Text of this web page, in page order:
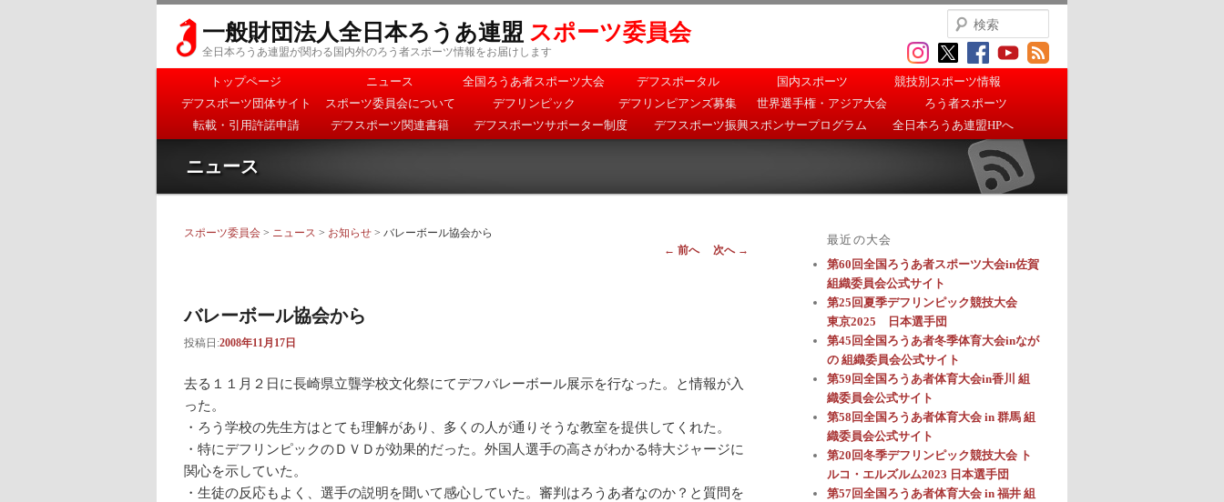
一般財団法人全日本ろうあ連盟 スポーツ委員会
全日本ろうあ連盟が関わる国内外のろう者スポーツ情報をお届けします
メインメニュー
メインコンテンツへ移
動
サブコンテンツへ移動
トップページ ニュース 全国ろうあ者スポーツ大会 デフスポータル 国内スポーツ
競技別スポーツ情報
デフスポーツ団体サイト
スポーツ委員会について デフリンピック デフリンピアンズ募集 世界選手権・アジア大会
ろう者スポーツ
転載・引用許諾申請
デフスポーツ関連書籍 デフスポーツサポーター制度 デフスポーツ振興スポンサープログラム 全日本ろうあ連盟HPへ
ニュース
スポーツ委員会 > ニュース > お知らせ > バレーボール協会から
投稿ナビゲー
← 前へ 次へ →
バレーボール協会から
投稿日:2008年11月17日
去る１１月２日に長崎県立聾学校文化祭にてデフバレーボール展示を行なった。と情報が入
った。
・ろう学校の先生方はとても理解があり、多くの人が通りそうな教室を提供してくれた。
・特にデフリンピックのＤＶＤが効果的だった。外国人選手の高さがわかる特大ジャージに
関心を示していた。
・生徒の反応もよく、選手の説明を聞いて感心していた。審判はろうあ者なのか？と質問を
最近の大会
第60回全国ろうあ者スポーツ大会in佐賀
組織委員会公式サイト
第25回夏季デフリンピック競技大会
東京2025 日本選手団
第45回全国ろうあ者冬季体育大会inなが
の 組織委員会公式サイト
第59回全国ろうあ者体育大会in香川 組
織委員会公式サイト
第58回全国ろうあ者体育大会 in 群馬 組
織委員会公式サイト
第20回冬季デフリンピック競技大会 ト
ルコ・エルズルム2023 日本選手団
第57回全国ろうあ者体育大会 in 福井 組